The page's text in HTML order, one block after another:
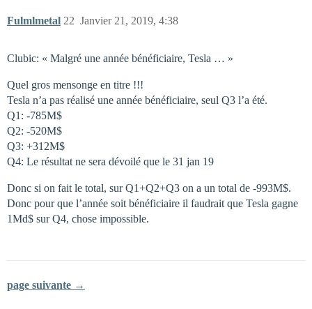
Fulmlmetal Janvier 21, 2019, 4:38
22
Clubic: « Malgré une année bénéficiaire, Tesla … »
Quel gros mensonge en titre !!!
Tesla n’a pas réalisé une année bénéficiaire, seul Q3 l’a été.
Q1: -785M$
Q2: -520M$
Q3: +312M$
Q4: Le résultat ne sera dévoilé que le 31 jan 19
Donc si on fait le total, sur Q1+Q2+Q3 on a un total de -993M$.
Donc pour que l’année soit bénéficiaire il faudrait que Tesla gagne
1Md$ sur Q4, chose impossible.
page suivante →